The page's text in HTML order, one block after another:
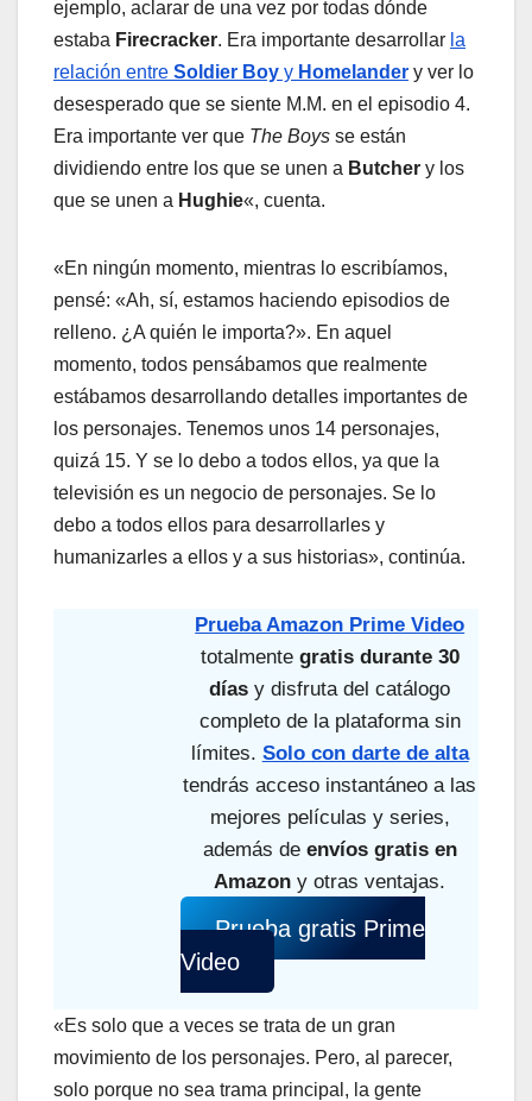
ejemplo, aclarar de una vez por todas dónde
estaba Firecracker. Era importante desarrollar la
relación entre Soldier Boy y Homelander y ver lo
desesperado que se siente M.M. en el episodio 4.
Era importante ver que The Boys se están
dividiendo entre los que se unen a Butcher y los
que se unen a Hughie«, cuenta.
«En ningún momento, mientras lo escribíamos,
pensé: «Ah, sí, estamos haciendo episodios de
relleno. ¿A quién le importa?». En aquel
momento, todos pensábamos que realmente
estábamos desarrollando detalles importantes de
los personajes. Tenemos unos 14 personajes,
quizá 15. Y se lo debo a todos ellos, ya que la
televisión es un negocio de personajes. Se lo
debo a todos ellos para desarrollarles y
humanizarles a ellos y a sus historias», continúa.
Prueba Amazon Prime Video
totalmente gratis durante 30
días y disfruta del catálogo
completo de la plataforma sin
límites. Solo con darte de alta
tendrás acceso instantáneo a las
mejores películas y series,
además de envíos gratis en
Amazon y otras ventajas.
Prueba gratis Prime
Video
«Es solo que a veces se trata de un gran
movimiento de los personajes. Pero, al parecer,
solo porque no sea trama principal, la gente